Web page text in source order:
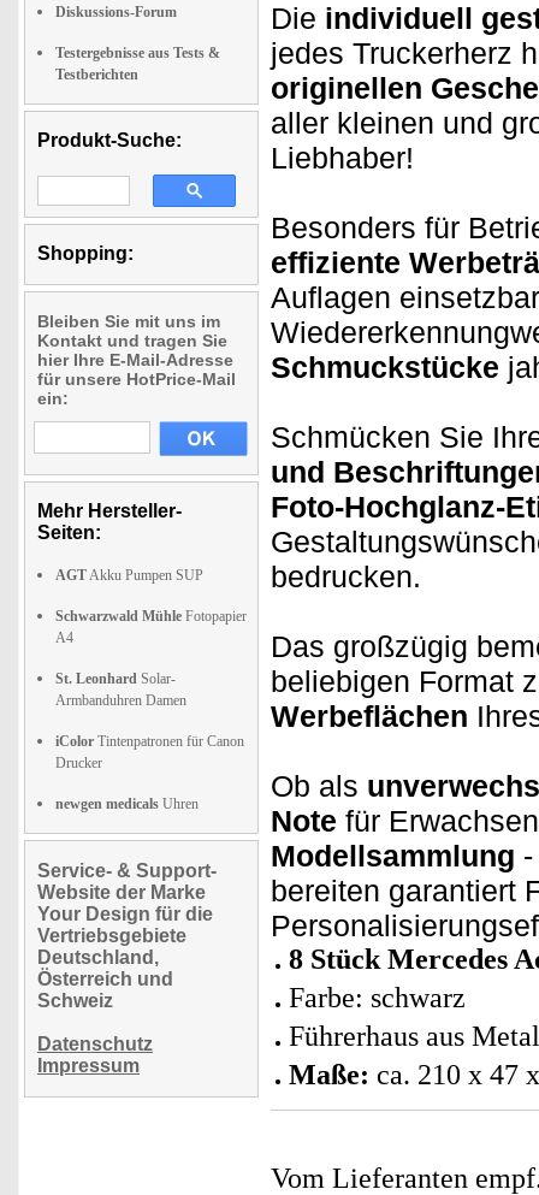
Diskussions-Forum
Testergebnisse aus Tests &
Testberichten
Produkt-Suche:
Shopping:
Bleiben Sie mit uns im
Kontakt und tragen Sie
hier Ihre E-Mail-Adresse
für unsere HotPrice-Mail
ein:
Mehr Hersteller-
Seiten:
AGTAkku Pumpen SUP
Schwarzwald Mühle Fotopapier
A4
St. Leonhard Solar-
Armbanduhren Damen
iColor Tintenpatronen für Canon
Drucker
newgen medicals Uhren
Service- & Support-
Website der Marke
Your Design für die
Vertriebsgebiete
Deutschland,
Österreich und
Schweiz
Datenschutz
Impressum
Die individuell
jedes Truckerherz
originellen
aller kleinen und
Liebhaber!
Besonders für
effiziente
Auflagen
Schmuckstücke
Schmücken Sie
und
Foto-Hochglanz-
bedrucken.
Das großzügig
beliebigen Format
Werbeflächen
Ob als
Note für
Modellsammlung
bereiten garantiert
8 Stück Mercedes
Farbe: schwarz
Führerhaus aus
Maße: ca. 210 x 47
Vom Lieferanten